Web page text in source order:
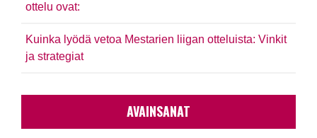
ottelu ovat:
Kuinka lyödä vetoa Mestarien liigan otteluista: Vinkit
ja strategiat
AVAINSANAT